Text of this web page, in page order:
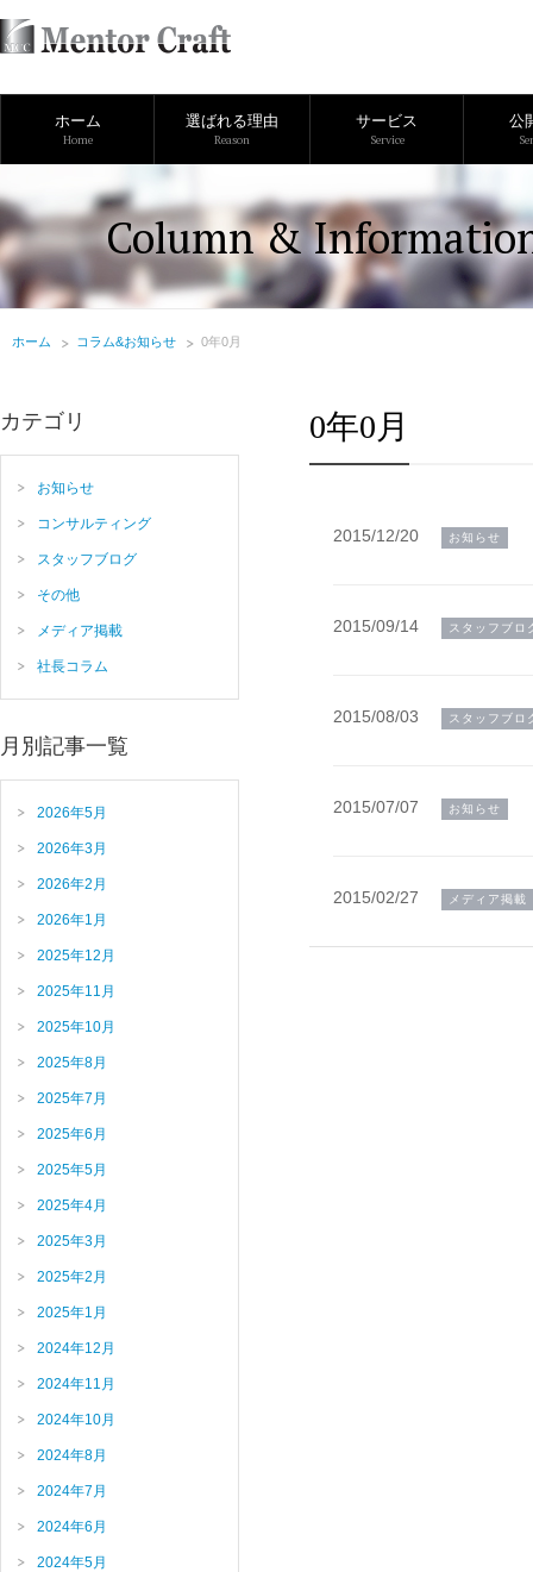
ホーム
Home
選ばれる理由
Reason
サービス
Service
公
Column &
ホーム コラム&お知らせ 0年0月
0年0月
2015/12/20 お知らせ
2015/09/14 スタッフブロ
2015/08/03 スタッフブロ
2015/07/07 お知らせ
2015/02/27 メディア掲載
カテゴリ
お知らせ
コンサルティング
スタッフブログ
その他
メディア掲載
社長コラム
月別記事一覧
2026年5月
2026年3月
2026年2月
2026年1月
2025年12月
2025年11月
2025年10月
2025年8月
2025年7月
2025年6月
2025年5月
2025年4月
2025年3月
2025年2月
2025年1月
2024年12月
2024年11月
2024年10月
2024年8月
2024年7月
2024年6月
2024年5月